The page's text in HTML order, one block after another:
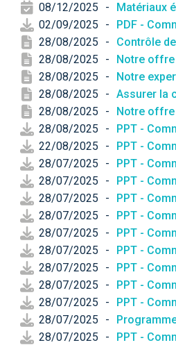
08/12/2025
-
Matériaux
02/09/2025
-
PDF -
28/08/2025
-
Contrôle
28/08/2025
-
Notre offre
28/08/2025
-
Notre
28/08/2025
- Assurer la
28/08/2025
-
Notre
28/08/2025
-
PPT -
22/08/2025
-
PPT -
28/07/2025
-
PPT -
28/07/2025
-
PPT -
28/07/2025
-
PPT -
28/07/2025
-
PPT -
28/07/2025
-
PPT -
28/07/2025
-
PPT -
28/07/2025
-
PPT -
28/07/2025
-
PPT -
28/07/2025
-
PPT -
28/07/2025
-
28/07/2025
-
PPT -